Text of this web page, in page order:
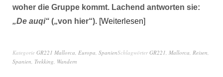
woher die Gruppe kommt. Lachend antworten sie:
„De auqi“ („von hier“). Weiterlesen
Kategorie GR221 Mallorca, Europa, SpanienSchlagwörterGR221, Mallorca, Reisen,
Spanien, Trekking, Wandern